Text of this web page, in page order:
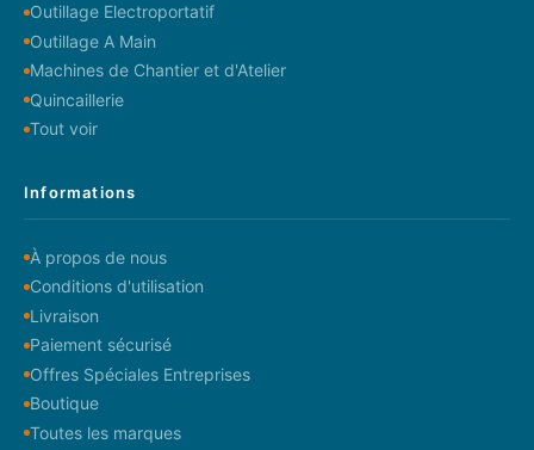
Outillage Electroportatif
Outillage A Main
Machines de Chantier et d'Atelier
Quincaillerie
Tout voir
Informations
À propos de nous
Conditions d'utilisation
Livraison
Paiement sécurisé
Offres Spéciales Entreprises
Boutique
Toutes les marques